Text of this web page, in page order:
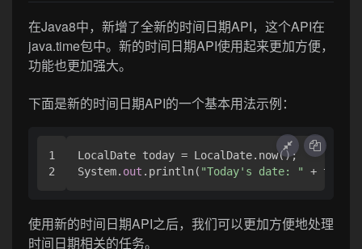
在Java8中，新增了全新的时间日期API，这个API在
java.time包中。新的时间日期API使用起来更加方便，
功能也更加强大。
下面是新的时间日期API的一个基本用法示例：
1
LocalDate today = LocalDate.now();
System. out .println( "Today's date: " +
使用新的时间日期API之后，我们可以更加方便地处理
时间日期相关的任务。